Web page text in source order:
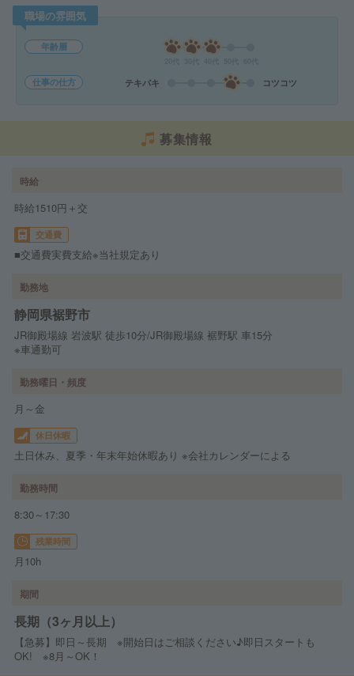
職場の雰囲気
年齢層
仕事の仕方 テキパキ コツコツ
募集情報
時給
時給1510円＋交
交通費
■交通費実費支給※当社規定あり
勤務地
静岡県裾野市
JR御殿場線 岩波駅 徒歩10分/JR御殿場線 裾野駅 車15分
※車通勤可
勤務曜日・頻度
月～金
休日休暇
土日休み、夏季・年末年始休暇あり ※会社カレンダーによる
勤務時間
8:30～17:30
残業時間
月10h
期間
長期（3ヶ月以上）
【急募】即日～長期 ※開始日はご相談ください♪即日スタートも
OK! ※8月～OK！